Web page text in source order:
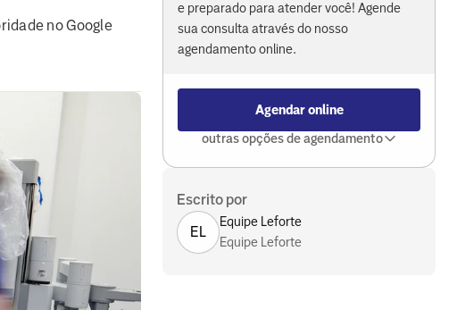
no Google
e preparado para atender você! Agende
sua consulta através do nosso
agendamento online.
Agendar online
outras opções de agendamento
Escrito por
EL
Equipe Leforte
Equipe Leforte